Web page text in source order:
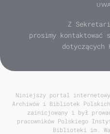
Z
prosimy
dotyczących
Niniejszy portal internetowy
Archiwów i Bibliotek Polskich
zainicjowany i był
pracowników Polskiego
Biblioteki im.